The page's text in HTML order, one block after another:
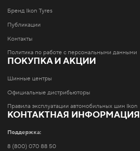
Бренд Ikon Tyres
Публикации
Контакты
Политика по работе с персональными данными
ПОКУПКА И АКЦИИ
Шинные центры
Официальные дистрибьюторы
Правила эксплуатации автомобильных шин Ikon
КОНТАКТНАЯ ИНФОРМАЦИЯ
Поддержка:
8 (800) 070 88 50